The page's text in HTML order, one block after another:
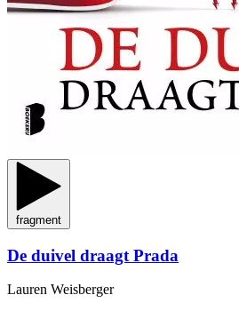
fragment
De duivel draagt Prada
Lauren Weisberger